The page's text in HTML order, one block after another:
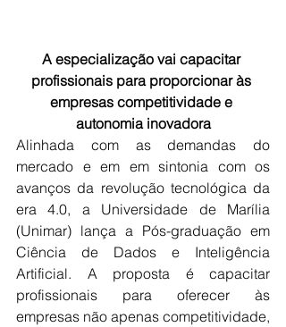
A especialização vai capacitar
profissionais para proporcionar às
empresas competitividade e
autonomia inovadora
Alinhada com as demandas do
mercado e em em sintonia com os
avanços da revolução tecnológica da
era 4.0, a Universidade de Marília
(Unimar) lança a Pós-graduação em
Ciência de Dados e Inteligência
Artificial. A proposta é capacitar
profissionais para oferecer às
empresas não apenas competitividade,